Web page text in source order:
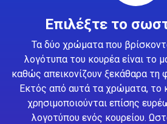
Επιλέξτε το
Τα δύο χρώματα που
λογότυπα του κουρέα είναι το
καθώς απεικονίζουν ξεκάθαρα τη
Εκτός από αυτά τα χρώματα, το
χρησιμοποιούνται επίσης
λογοτύπου ενός κουρείου.